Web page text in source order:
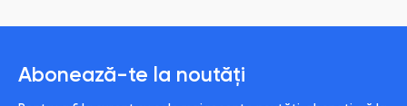
Abonează-te la noutăți